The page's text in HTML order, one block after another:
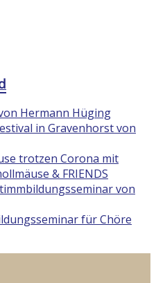
Hermann Hüging
in Gravenhorst von
trotzen Corona mit
& FRIENDS
von
für Chöre